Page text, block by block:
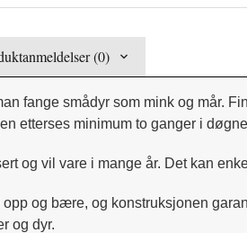
(0)
fange smådyr som mink og mår.
etterses minimum to ganger i
og vil vare i mange år. Det kan
og bære, og konstruksjonen
og dyr.